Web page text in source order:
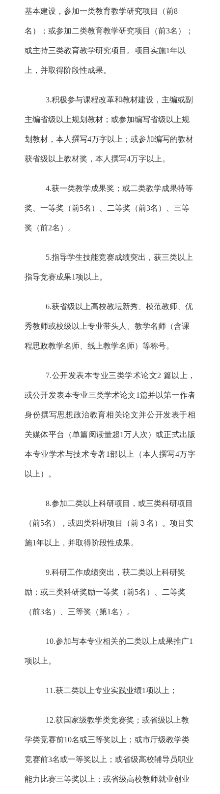
基本建设，参加一类教育教学研究项目（前8
名）；或参加二类教育教学研究项目（前3名）；
或主持三类教育教学研究项目。项目实施1年以
上，并取得阶段性成果。
3.积极参与课程改革和教材建设，主编或副
主编省级以上规划教材；或参加编写省级以上规
划教材，本人撰写4万字以上；或参加编写的教材
获省级以上教材奖，本人撰写4万字以上。
4.获一类教学成果奖；或二类教学成果特等
奖、一等奖（前5名）、二等奖（前3名）、三等
奖（前2名）。
5.指导学生技能竞赛成绩突出，获三类以上
指导竞赛成果1项以上。
6.获省级以上高校教坛新秀、模范教师、优
秀教师或校级以上专业带头人、教学名师（含课
程思政教学名师、线上教学名师）等称号。
7.公开发表本专业三类学术论文2 篇以上，
或公开发表本专业三类学术论文1篇并以第一作者
身份撰写思想政治教育相关论文并公开发表于相
关媒体平台（单篇阅读量超1万人次）或正式出版
本专业学术与技术专著1部以上（本人撰写4万字
以上）。
8.参加二类以上科研项目，或三类科研项目
（前5名），或四类科研项目（前３名）。项目实
施1年以上，并取得阶段性成果。
9.科研工作成绩突出，获二类以上科研奖
励；或三类科研奖励一等奖（前5名）、二等奖
（前3名）、三等奖（第1名）。
10.参加与本专业相关的二类以上成果推广1
项以上。
11.获二类以上专业实践业绩1项以上；
12.获国家级教学类竞赛奖；或省级以上教
学类竞赛前10名或三等奖以上；或市厅级教学类
竞赛前3名或一等奖以上；或省级高校辅导员职业
能力比赛三等奖以上；或省级高校教师就业创业